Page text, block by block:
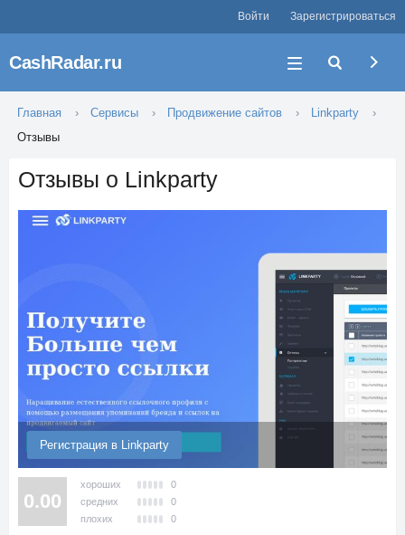
Войти Зарегистрироваться
CashRadar.ru
Главная Сервисы Продвижение сайтов
Linkparty
Отзывы
Отзывы о Linkparty
Регистрация в Linkparty
0.00
хороших
0
средних
0
плохих
0